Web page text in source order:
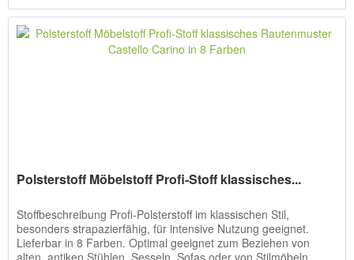
Polsterstoff Möbelstoff Profi-Stoff klassisches...
Stoffbeschreibung Profi-Polsterstoff im klassischen Stil,
besonders strapazierfähig, für intensive Nutzung geeignet.
Lieferbar in 8 Farben. Optimal geeignet zum Beziehen von
alten, antiken Stühlen, Sesseln, Sofas oder von Stilmöbeln....